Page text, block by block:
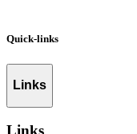
Quick-links
Links